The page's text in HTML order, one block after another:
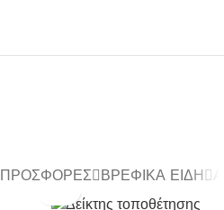
ΠΡΟΣΦΟΡΈΣ ΒΡΕΦΙΚΆ ΕΊΔΗ